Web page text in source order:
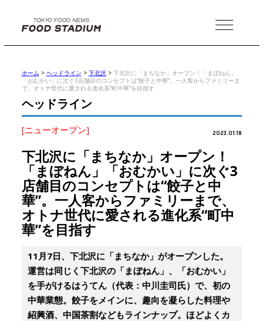
MENU
ホーム > ヘッドライン > 下北沢 > 下北沢に「まちなか」オープン！「まぼねん」
「おむかい」に次ぐ3店舗目のコンセプトは“餃子と中華”。一人客からファミリーま
で、オトナ世代に愛される進化系“町中華”を目指す
ヘッドライン
[ニューオープン] 2023.01.18
下北沢に「まちなか」オープン！
「まぼねん」「おむかい」に次ぐ3
店舗目のコンセプトは“餃子と中
華”。一人客からファミリーまで、
オトナ世代に愛される進化系“町中
華”を目指す
11月7日、下北沢に「まちなか」がオープンした。
運営は同じく下北沢の「まぼねん」、「おむかい」
を手がけるはうてん（代表：中川圭司氏）で、初の
中華業態。餃子をメインに、趣向を凝らした料理や
紹興酒、中国茶割などもラインナップ。ほどよくカ